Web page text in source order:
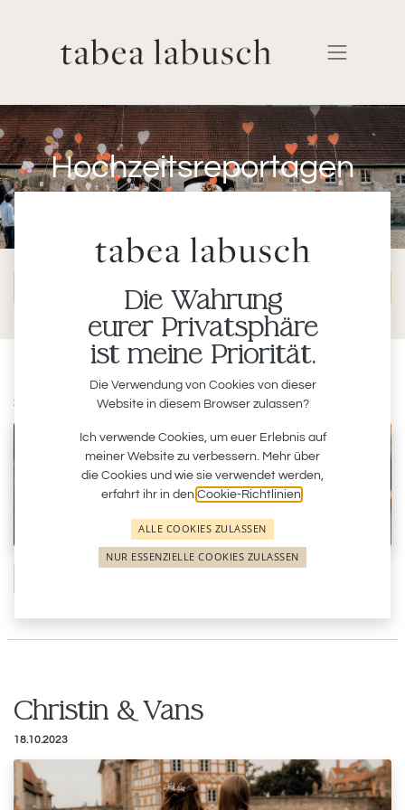
Hochzeitsreportagen
Hochzeitsreportagen
Laura & David
20.10.2023
Christin & Vans
18.10.2023
Die Wahrung
eurer Privatsphäre
ist meine Priorität.
Die Verwendung von Cookies von dieser
Website in diesem Browser zulassen?
Ich verwende Cookies, um euer Erlebnis auf
meiner Website zu verbessern. Mehr über
die Cookies und wie sie verwendet werden,
erfahrt ihr in den Cookie-Richtlinien
ALLE COOKIES ZULASSEN
NUR ESSENZIELLE COOKIES ZULASSEN